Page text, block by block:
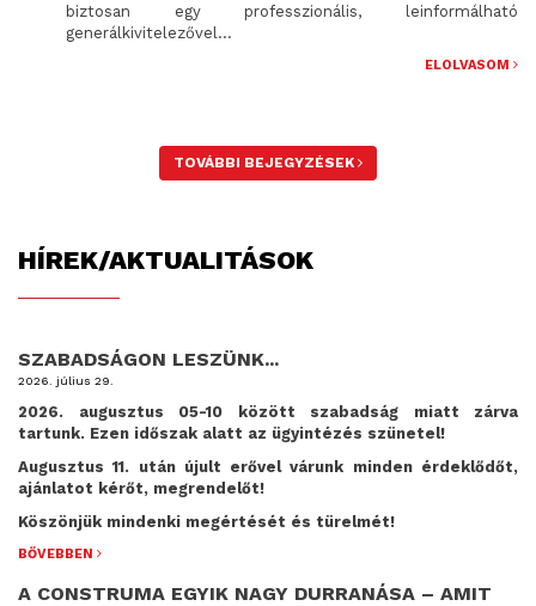
biztosan egy professzionális, leinformálható
generálkivitelezővel...
ELOLVASOM
TOVÁBBI BEJEGYZÉSEK
HÍREK/AKTUALITÁSOK
SZABADSÁGON LESZÜNK...
2026. július 29.
2026. augusztus 05-10 között szabadság miatt zárva
tartunk. Ezen időszak alatt az ügyintézés szünetel!
Augusztus 11. után újult erővel várunk minden érdeklődőt,
ajánlatot kérőt, megrendelőt!
Köszönjük mindenki megértését és türelmét!
BŐVEBBEN
A CONSTRUMA EGYIK NAGY DURRANÁSA – AMIT